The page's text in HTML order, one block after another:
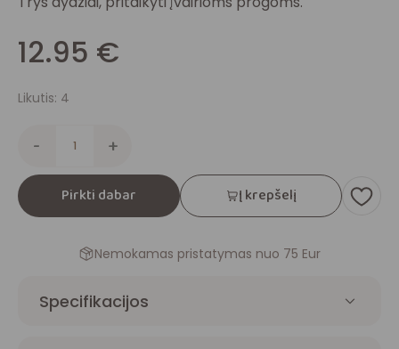
12.95 €
Likutis: 4
- +
Pirkti dabar Į krepšelį
Nemokamas pristatymas nuo 75 Eur
Specifikacijos